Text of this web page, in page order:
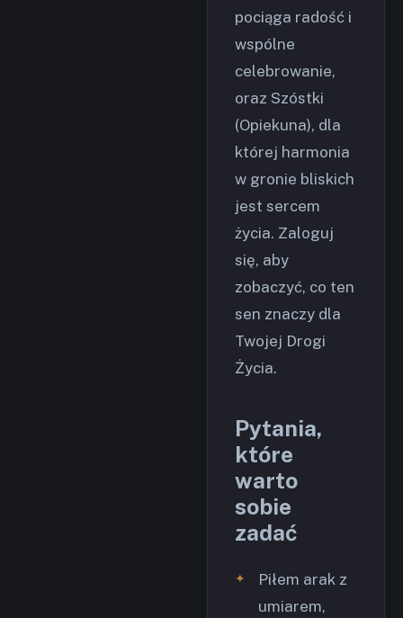
pociąga radość i
wspólne
celebrowanie,
oraz Szóstki
(Opiekuna), dla
której harmonia
w gronie bliskich
jest sercem
życia. Zaloguj
się, aby
zobaczyć, co ten
sen znaczy dla
Twojej Drogi
Życia.
Pytania,
które
warto
sobie
zadać
Piłem arak z
umiarem,